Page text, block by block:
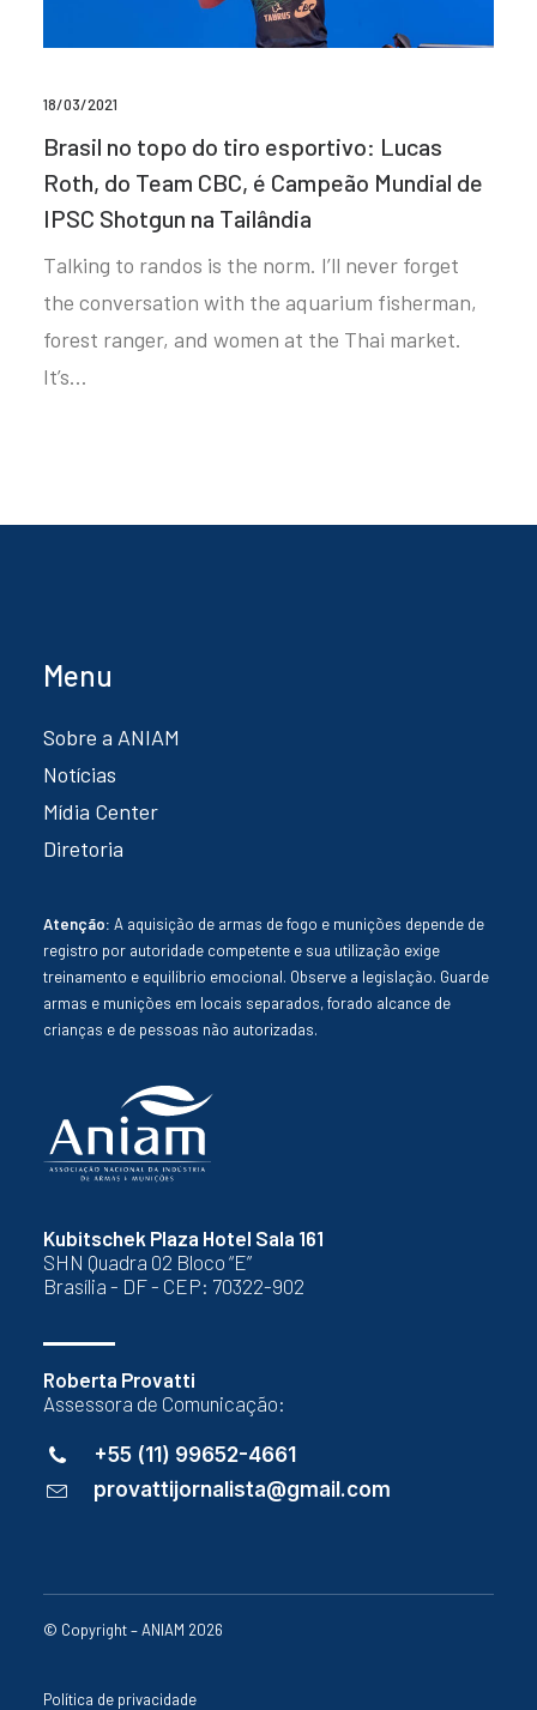
18/03/2021
Brasil no topo do tiro esportivo: Lucas
Roth, do Team CBC, é Campeão Mundial de
IPSC Shotgun na Tailândia
Talking to randos is the norm. I’ll never forget
the conversation with the aquarium fisherman,
forest ranger, and women at the Thai market.
It’s…
Kubitschek Plaza Hotel Sala 161
SHN Quadra 02 Bloco “E”
Brasília - DF - CEP: 70322-902
Roberta Provatti
Assessora de Comunicação:
+55 (11) 99652-4661
provattijornalista@gmail.com
Menu
Sobre a ANIAM
Notícias
Mídia Center
Diretoria
Atenção: A aquisição de armas de fogo e munições depende de
registro por autoridade competente e sua utilização exige
treinamento e equilíbrio emocional. Observe a legislação. Guarde
armas e munições em locais separados, forado alcance de
crianças e de pessoas não autorizadas.
© Copyright – ANIAM 2026
Política de privacidade